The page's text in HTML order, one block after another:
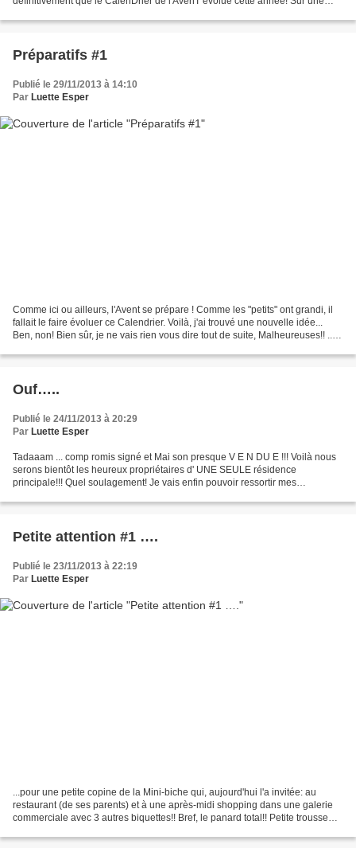
Préparatifs #1
Publié le 29/11/2013 à 14:10
Par Luette Esper
Comme ici ou ailleurs, l'Avent se prépare ! Comme les "petits" ont grandi, il
fallait le faire évoluer ce Calendrier. Voilà, j'ai trouvé une nouvelle idée...
Ben, non! Bien sûr, je ne vais rien vous dire tout de suite, Malheureuses!! ... Il
Ouf…..
Publié le 24/11/2013 à 20:29
Par Luette Esper
Tadaaam ... comp romis signé et Mai son presque V E N DU E !!! Voilà nous
serons bientôt les heureux propriétaires d' UNE SEULE résidence
principale!!! Quel soulagement! Je vais enfin pouvoir ressortir mes
Petite attention #1 ….
Publié le 23/11/2013 à 22:19
Par Luette Esper
...pour une petite copine de la Mini-biche qui, aujourd'hui l'a invitée: au
restaurant (de ses parents) et à une après-midi shopping dans une galerie
commerciale avec 3 autres biquettes!! Bref, le panard total!! Petite trousse